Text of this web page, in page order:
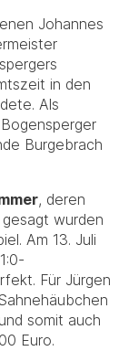
Johannes
in den
Als
Burgebrach
, deren
wurden
Am 13. Juli
Für Jürgen
somit auch
Euro.